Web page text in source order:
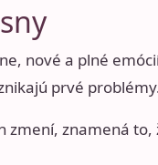
nové a plné
prvé
zmení, znamená